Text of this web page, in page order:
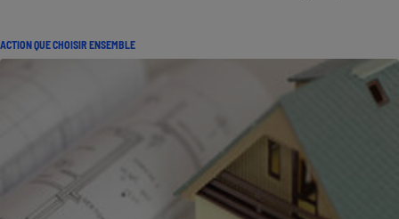
ACTION QUE CHOISIR ENSEMBLE